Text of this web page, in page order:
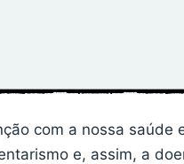
com a nossa saúde
e, assim, a